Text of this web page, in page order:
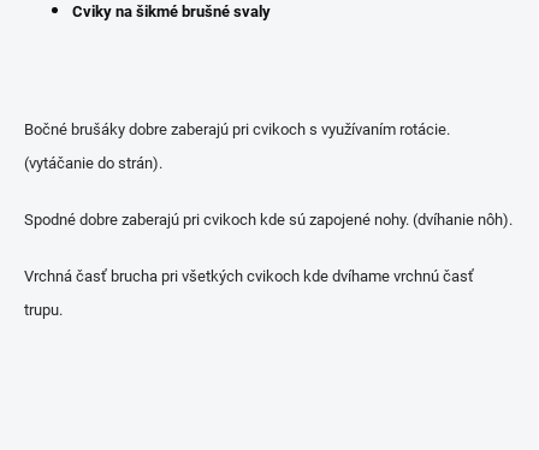
Cviky na šikmé brušné svaly
Bočné brušáky dobre zaberajú pri cvikoch s využívaním rotácie.
(vytáčanie do strán).
Spodné dobre zaberajú pri cvikoch kde sú zapojené nohy. (dvíhanie nôh).
Vrchná časť brucha pri všetkých cvikoch kde dvíhame vrchnú časť
trupu.